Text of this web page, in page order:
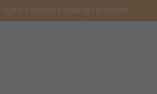
tutto il nostro catalogo prodotti.